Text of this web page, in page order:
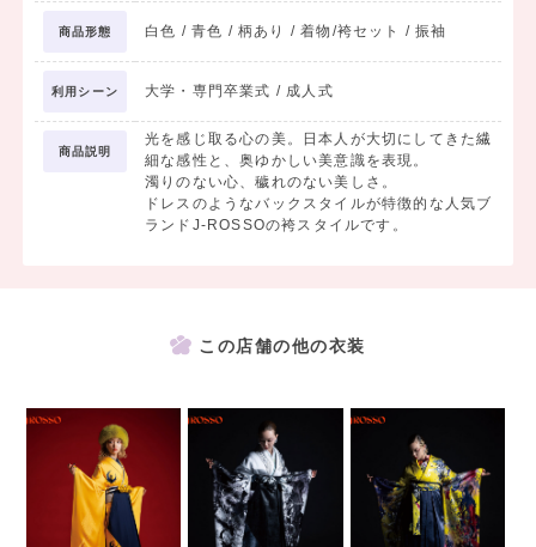
商品形態 白色 / 青色 / 柄あり / 着物/袴セット / 振袖
利用シーン 大学・専門卒業式 / 成人式
商品説明
光を感じ取る心の美。日本人が大切にしてきた繊
細な感性と、奥ゆかしい美意識を表現。
濁りのない心、穢れのない美しさ。
ドレスのようなバックスタイルが特徴的な人気ブ
ランドJ-ROSSOの袴スタイルです。
この店舗の他の衣装